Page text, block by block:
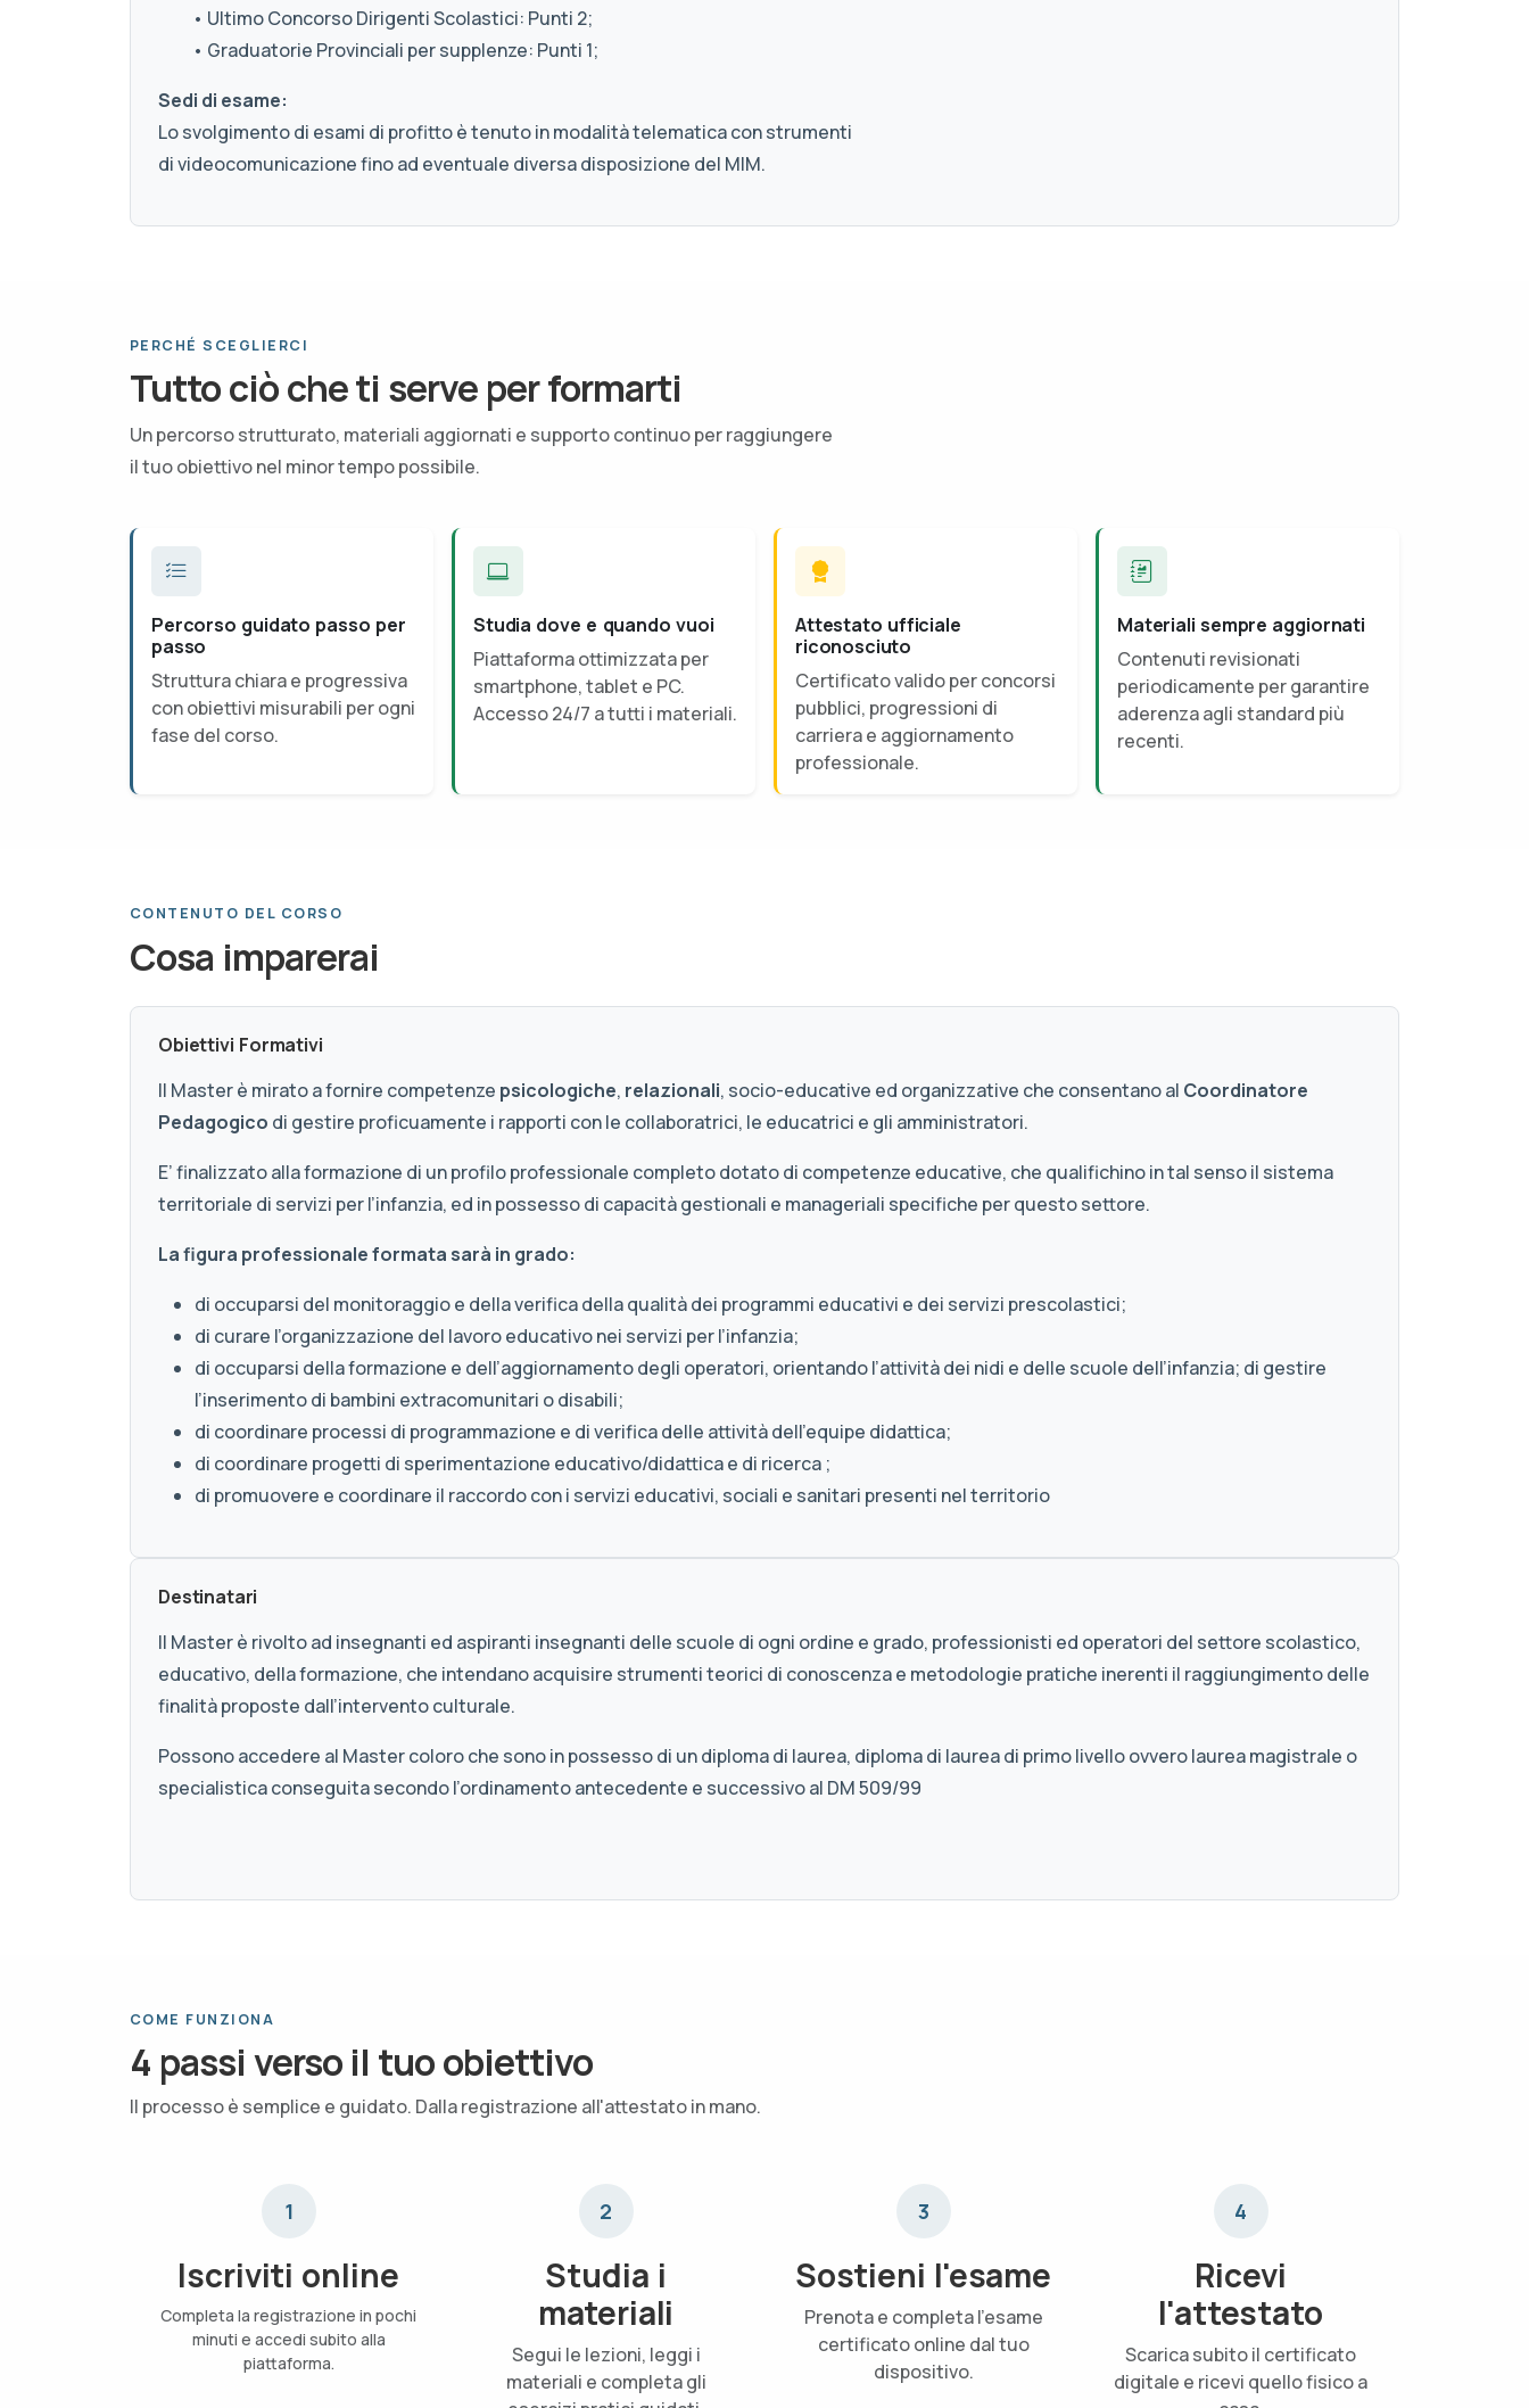
• Ultimo Concorso Dirigenti Scolastici: Punti 2;
• Graduatorie Provinciali per supplenze: Punti 1;
Sedi di esame:
Lo svolgimento di esami di profitto è tenuto in modalità telematica con strumenti
di videocomunicazione fino ad eventuale diversa disposizione del MIM.
PERCHÉ SCEGLIERCI
Tutto ciò che ti serve per formarti
Un percorso strutturato, materiali aggiornati e supporto continuo per raggiungere
il tuo obiettivo nel minor tempo possibile.
Percorso guidato passo per
passo
Struttura chiara e progressiva
con obiettivi misurabili per ogni
fase del corso.
Studia dove e quando vuoi
Piattaforma ottimizzata per
smartphone, tablet e PC.
Accesso 24/7 a tutti i materiali.
Attestato ufficiale
riconosciuto
Certificato valido per concorsi
pubblici, progressioni di
carriera e aggiornamento
professionale.
Materiali sempre aggiornati
Contenuti revisionati
periodicamente per garantire
aderenza agli standard più
recenti.
CONTENUTO DEL CORSO
Cosa imparerai
Obiettivi Formativi
Il Master è mirato a fornire competenze psicologiche, relazionali, socio-educative ed organizzative che consentano al Coordinatore
Pedagogico di gestire proficuamente i rapporti con le collaboratrici, le educatrici e gli amministratori.
E’ finalizzato alla formazione di un profilo professionale completo dotato di competenze educative, che qualifichino in tal senso il sistema
territoriale di servizi per l’infanzia, ed in possesso di capacità gestionali e manageriali specifiche per questo settore.
La figura professionale formata sarà in grado:
di occuparsi del monitoraggio e della verifica della qualità dei programmi educativi e dei servizi prescolastici;
di curare l’organizzazione del lavoro educativo nei servizi per l’infanzia;
di occuparsi della formazione e dell’aggiornamento degli operatori, orientando l’attività dei nidi e delle scuole dell’infanzia; di gestire
l’inserimento di bambini extracomunitari o disabili;
di coordinare processi di programmazione e di verifica delle attività dell’equipe didattica;
di coordinare progetti di sperimentazione educativo/didattica e di ricerca ;
di promuovere e coordinare il raccordo con i servizi educativi, sociali e sanitari presenti nel territorio
Destinatari
Il Master è rivolto ad insegnanti ed aspiranti insegnanti delle scuole di ogni ordine e grado, professionisti ed operatori del settore scolastico,
educativo, della formazione, che intendano acquisire strumenti teorici di conoscenza e metodologie pratiche inerenti il raggiungimento delle
finalità proposte dall’intervento culturale.
Possono accedere al Master coloro che sono in possesso di un diploma di laurea, diploma di laurea di primo livello ovvero laurea magistrale o
specialistica conseguita secondo l’ordinamento antecedente e successivo al DM 509/99
COME FUNZIONA
4 passi verso il tuo obiettivo
Il processo è semplice e guidato. Dalla registrazione all'attestato in mano.
1
Iscriviti online
Completa la registrazione in pochi
minuti e accedi subito alla
piattaforma.
2
Studia i
materiali
Segui le lezioni, leggi i
materiali e completa gli
3
Sostieni l'esame
Prenota e completa l'esame
certificato online dal tuo
dispositivo.
4
Ricevi
l'attestato
Scarica subito il certificato
digitale e ricevi quello fisico a